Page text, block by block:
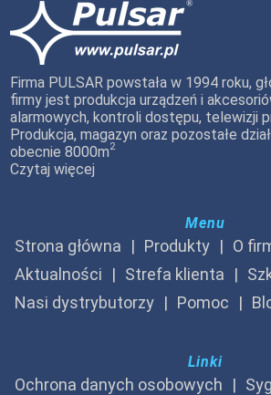
Firma PULSAR powstała w 1994 roku,
firmy jest produkcja urządzeń i
alarmowych, kontroli dostępu, telewizji
Produkcja, magazyn oraz pozostałe
obecnie 8000m2
Czytaj więcej
Menu
Strona główna Produkty
O
Aktualności
Strefa klienta
Nasi dystrybutorzy
Pomoc
Linki
Ochrona danych osobowych